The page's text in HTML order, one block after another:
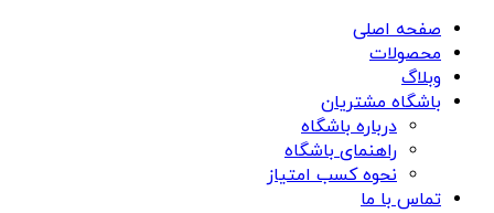
صفحه اصلی
محصولات
وبلاگ
باشگاه مشتریان
درباره باشگاه
راهنمای باشگاه
نحوه کسب امتیاز
تماس با ما